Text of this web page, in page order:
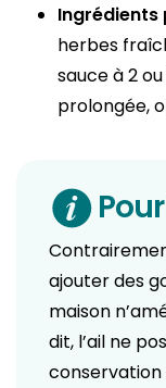
Ingrédients
herbes
sauce à 2
prolongée,
ajouter des
maison
dit, l’ail ne
conservation